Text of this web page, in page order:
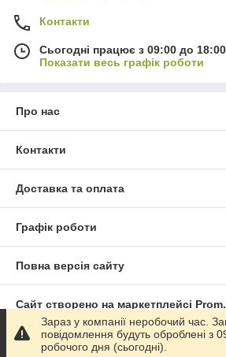
Контакти
Сьогодні працює з 09:00 до 18:00
Показати весь графік роботи
Про нас
Контакти
Доставка та оплата
Графік роботи
Повна версія сайту
Сайт створено на маркетплейсі
Політика конфіденційності
Зараз у компанії неробочий час.
повідомлення будуть оброблені з
робочого дня (сьогодні).